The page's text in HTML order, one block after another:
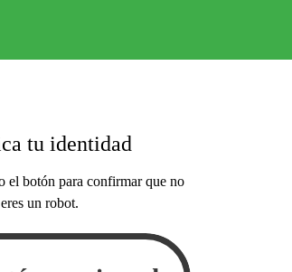
tu identidad
el botón para confirmar que no
eres un robot.